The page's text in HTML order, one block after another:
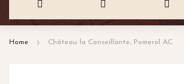
Home Château la Conseillante, Pomerol AC